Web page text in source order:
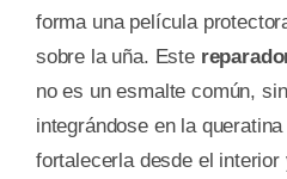
forma una película
sobre la uña. Este
no es un esmalte común,
integrándose en la
fortalecerla desde el interior